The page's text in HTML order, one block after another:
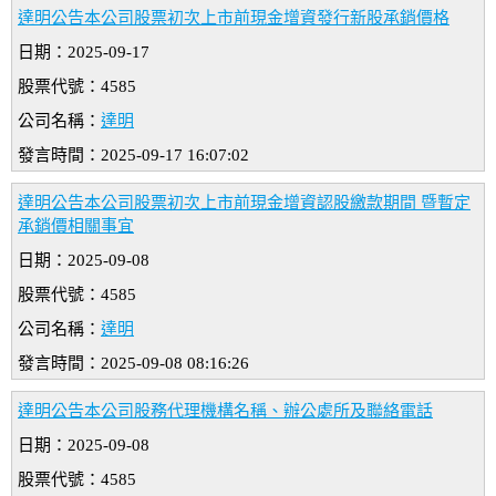
達明公告本公司股票初次上市前現金增資發行新股承銷價格
日期：2025-09-17
股票代號：4585
公司名稱： 達明
發言時間：2025-09-17 16:07:02
達明公告本公司股票初次上市前現金增資認股繳款期間 暨暫定
承銷價相關事宜
日期：2025-09-08
股票代號：4585
公司名稱： 達明
發言時間：2025-09-08 08:16:26
達明公告本公司股務代理機構名稱、辦公處所及聯絡電話
日期：2025-09-08
股票代號：4585